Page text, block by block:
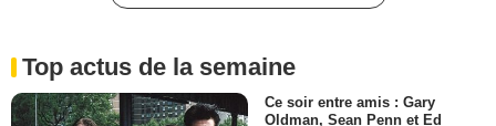
Top actus de la semaine
Ce soir entre amis : Gary
Oldman, Sean Penn et Ed